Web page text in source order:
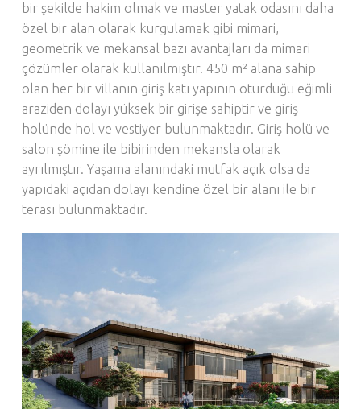
bir şekilde hakim olmak ve master yatak odasını daha
özel bir alan olarak kurgulamak gibi mimari,
geometrik ve mekansal bazı avantajları da mimari
çözümler olarak kullanılmıştır. 450 m² alana sahip
olan her bir villanın giriş katı yapının oturduğu eğimli
araziden dolayı yüksek bir girişe sahiptir ve giriş
holünde hol ve vestiyer bulunmaktadır. Giriş holü ve
salon şömine ile bibirinden mekansla olarak
ayrılmıştır. Yaşama alanındaki mutfak açık olsa da
yapıdaki açıdan dolayı kendine özel bir alanı ile bir
terası bulunmaktadır.